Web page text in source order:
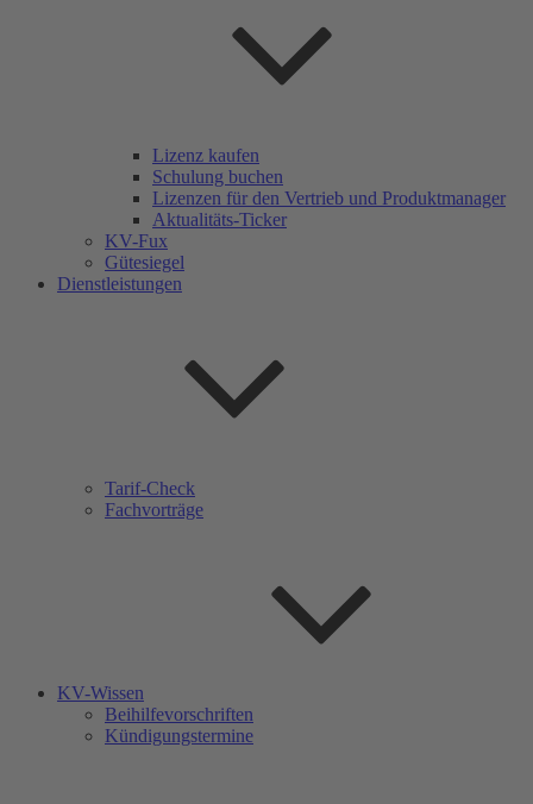
Lizenz kaufen
Schulung buchen
Lizenzen für den Vertrieb und Produktmanager
Aktualitäts-Ticker
KV-Fux
Gütesiegel
Dienstleistungen
Tarif-Check
Fachvorträge
KV-Wissen
Beihilfevorschriften
Kündigungstermine